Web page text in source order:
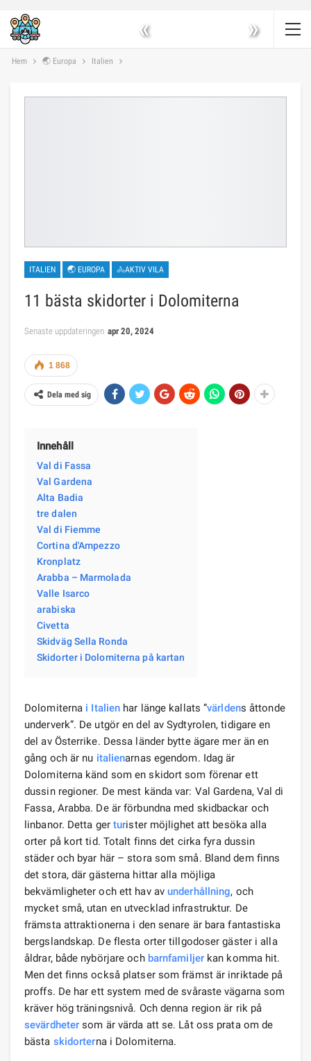
« »
Hem 🌏 Europa Italien
ITALIEN 🌏 EUROPA 🚴AKTIV VILA
11 bästa skidorter i Dolomiterna
Senaste uppdateringen apr 20, 2024
1 868
Dela med sig
Innehåll
Val di Fassa
Val Gardena
Alta Badia
tre dalen
Val di Fiemme
Cortina d'Ampezzo
Kronplatz
Arabba – Marmolada
Valle Isarco
arabiska
Civetta
Skidväg Sella Ronda
Skidorter i Dolomiterna på kartan
Dolomiterna i Italien har länge kallats ”världens åttonde
underverk”. De utgör en del av Sydtyrolen, tidigare en
del av Österrike. Dessa länder bytte ägare mer än en
gång och är nu italienarnas egendom. Idag är
Dolomiterna känd som en skidort som förenar ett
dussin regioner. De mest kända var: Val Gardena, Val di
Fassa, Arabba. De är förbundna med skidbackar och
linbanor. Detta ger turister möjlighet att besöka alla
orter på kort tid. Totalt finns det cirka fyra dussin
städer och byar här – stora som små. Bland dem finns
det stora, där gästerna hittar alla möjliga
bekvämligheter och ett hav avunderhållning, och
mycket små, utan en utvecklad infrastruktur. De
främsta attraktionerna i den senare är bara fantastiska
bergslandskap. De flesta orter tillgodoser gäster i alla
åldrar, både nybörjare och barnfamiljerkan komma hit.
Men det finns också platser som främst är inriktade på
proffs. De har ett system med de svåraste vägarna som
kräver hög träningsnivå. Och denna region är rik på
sevärdheter som är värda att se. Låt oss prata om de
bästa skidorterna i Dolomiterna.